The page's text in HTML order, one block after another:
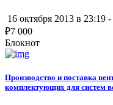
16 октября 2013 в 23:19 -
₽7 000
Блокнот
Производство и поставка
комплектующих для систем